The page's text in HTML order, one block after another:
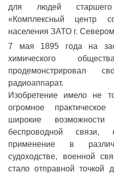
для людей
«Комплексный центр
населения ЗАТО г.
7 мая 1895 года на
химического
радиоаппарат.
Изобретение имело не
огромное
широкие
беспроводной
применение в
судоходстве, военной
стало отправной точкой